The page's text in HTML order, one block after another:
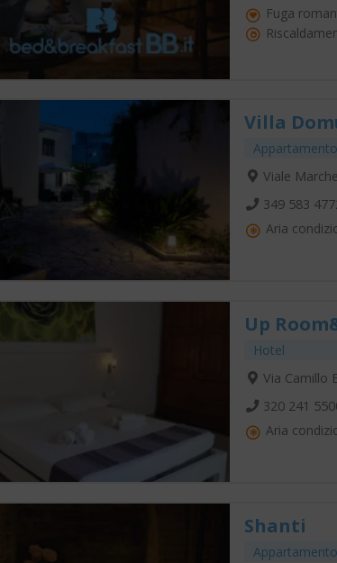
Fuga
Villa
Appartamento
Viale
349 583
Aria
Up
Hotel
Via Camillo
320 241
Aria
Shanti
Appartamento